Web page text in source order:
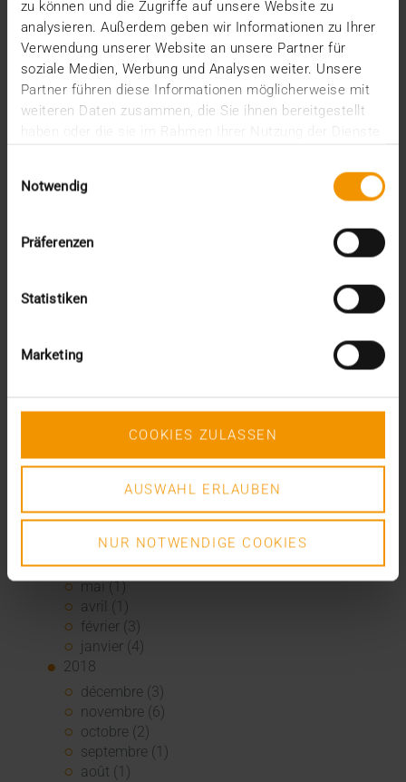
zu können und die Zugriffe auf unsere Website zu
analysieren. Außerdem geben wir Informationen zu Ihrer
Verwendung unserer Website an unsere Partner für
soziale Medien, Werbung und Analysen weiter. Unsere
Partner führen diese Informationen möglicherweise mit
weiteren Daten zusammen, die Sie ihnen bereitgestellt
Notwendig
Präferenzen
Statistiken
Marketing
COOKIES ZULASSEN
AUSWAHL ERLAUBEN
NUR NOTWENDIGE COOKIES
2021
décembre (2)
novembre (4)
octobre (1)
août (1)
juin (4)
janvier (1)
décembre (3)
août (1)
mai (1)
novembre (1)
octobre (1)
septembre (2)
août (3)
juillet (3)
juin (1)
mai (1)
avril (1)
février (3)
janvier (4)
2018
décembre (3)
novembre (6)
octobre (2)
septembre (1)
août (1)